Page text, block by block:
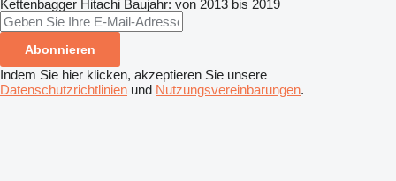
Kettenbagger Hitachi Baujahr: von 2013 bis 2019
Abonnieren
Indem Sie hier klicken, akzeptieren Sie unsere
Datenschutzrichtlinien und Nutzungsvereinbarungen.